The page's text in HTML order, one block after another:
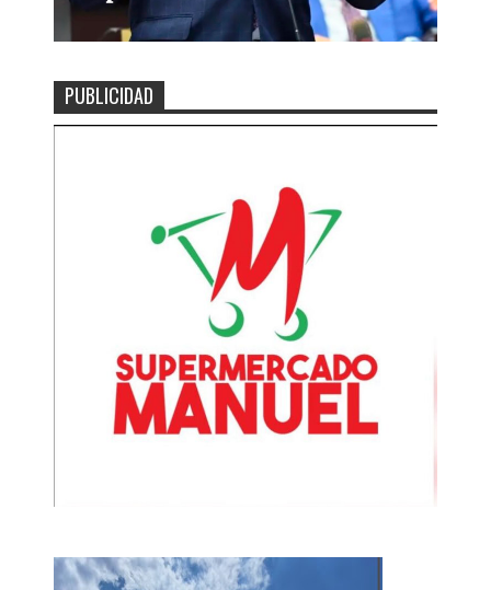
PUBLICIDAD